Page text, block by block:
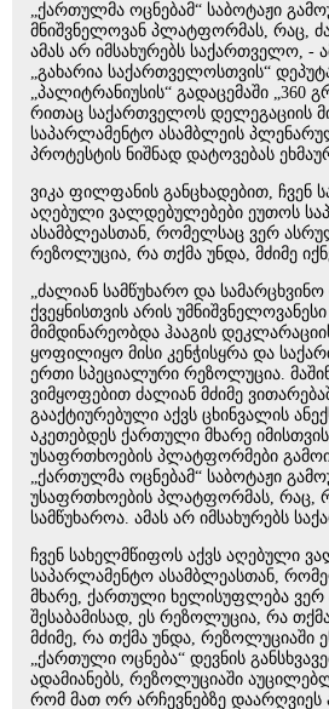
„ქართულმა ოცნებამ“ საბოტაჟი
მნიშვნელოვან პლატფორმას, რაც,
ამას არ იმსახურებს საქართველო, -
„გახარია საქართველოსთვის“
„პალიტრანიუსის“ გადაცემაში „360
რითაც საქართველოს დელეგაციის
საპარლამენტო ასამბლეის
პროტესტის ნიშნად დატოვებას
ვიკა ფილფანის განცხადებით, ჩვენ
აღებული ვალდებულებები ეუთოს
ასამბლეასთან, რომელსაც ვერ
რეზოლუცია, რა თქმა უნდა, მძიმე
„ძალიან სამწუხარო და
ქვეყნისთვის არის
მიმდინარეობდა ჰააგის
ყოფილიყო მისი კენჭისყრა და
ერთი სპეციალური რეზოლუცია.
ვიმყოფებით ძალიან მძიმე
გააქტიურებული აქვს ცხინვალის
აკეთებდეს ქართული მხარე
უსაფრთხოების პლატფორმები
„ქართულმა ოცნებამ“ საბოტაჟი
უსაფრთხოების პლატფორმას, რაც,
სამწუხაროა. ამას არ იმსახურებს
ჩვენ სახელმწიფოს აქვს აღებული
საპარლამენტო ასამბლეასთან,
მხარე, ქართული ხელისუფლება ვერ
შესაბამისად, ეს რეზოლუცია, რა
მძიმე, რა თქმა უნდა, რეზოლუციაში
„ქართული ოცნება“ დევნის
ადამიანებს, რეზოლუციაში
რომ მათ ორ არჩევნებზე დაარღვიეს